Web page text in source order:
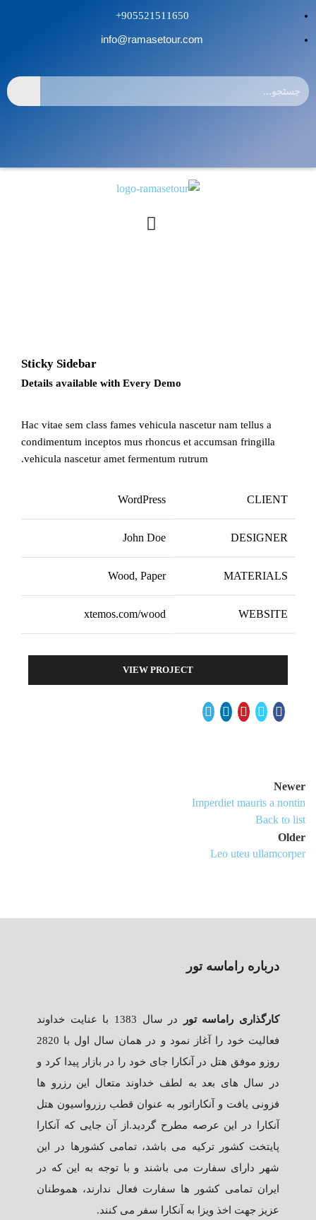
905521511650+
info@ramasetour.com
Sticky Sidebar
Details available with Every Demo
Hac vitae sem class fames vehicula nascetur nam tellus a
condimentum inceptos mus rhoncus et accumsan fringilla
vehicula nascetur amet fermentum rutrum.
CLIENT
WordPress
DESIGNER
John Doe
MATERIALS
Wood, Paper
WEBSITE
xtemos.com/wood
VIEW PROJECT
Newer
Imperdiet mauris a nontin
Back to list
Older
Leo uteu ullamcorper
درباره راماسه تور
کارگذاری راماسه تور
در سال 1383 با عنایت خداوند
فعالیت خود را آغاز نمود و در همان سال اول با 2820
روزو موفق هتل در آنکارا جای خود را در بازار پیدا کرد و
در سال های بعد به لطف خداوند متعال این رزرو ها
فزونی یافت و آنکاراتور به عنوان قطب رزرواسیون هتل
آنکارا در این عرصه مطرح گردید.از آن جایی که آنکارا
پایتخت کشور ترکیه می باشد، تمامی کشورها در این
شهر دارای سفارت می باشند و با توجه به این که در
ایران تمامی کشور ها سفارت فعال ندارند، هموطنان
عزیز جهت اخذ ویزا به آنکارا سفر می کنند.